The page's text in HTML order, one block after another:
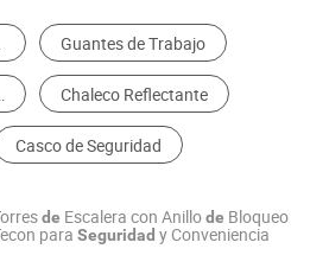
Guantes de Trabajo
Chaleco Reflectante
Casco de Seguridad
de Escalera con Anillode Bloqueo
para Seguridad y Conveniencia
Technology Co., Ltd.